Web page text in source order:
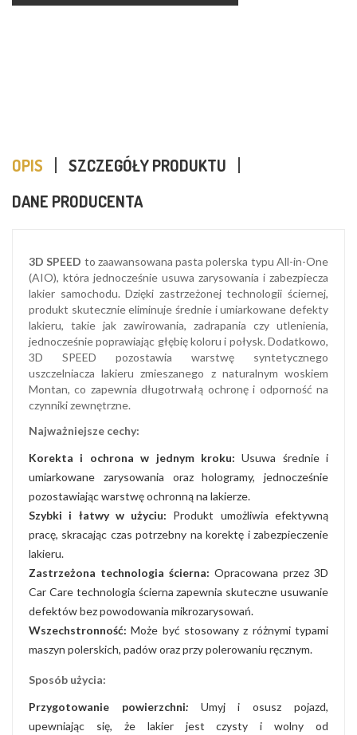
OPIS
SZCZEGÓŁY PRODUKTU
DANE PRODUCENTA
3D SPEED to zaawansowana pasta polerska typu All-in-One
(AIO), która jednocześnie usuwa zarysowania i zabezpiecza
lakier samochodu. Dzięki zastrzeżonej technologii ściernej,
produkt skutecznie eliminuje średnie i umiarkowane defekty
lakieru, takie jak zawirowania, zadrapania czy utlenienia,
jednocześnie poprawiając głębię koloru i połysk. Dodatkowo,
3D SPEED pozostawia warstwę syntetycznego
uszczelniacza lakieru zmieszanego z naturalnym woskiem
Montan, co zapewnia długotrwałą ochronę i odporność na
czynniki zewnętrzne.
Najważniejsze cechy:
Korekta i ochrona w jednym kroku: Usuwa średnie i
umiarkowane zarysowania oraz hologramy, jednocześnie
pozostawiając warstwę ochronną na lakierze. ​
Szybki i łatwy w użyciu: Produkt umożliwia efektywną
pracę, skracając czas potrzebny na korektę i zabezpieczenie
lakieru.
Zastrzeżona technologia ścierna: Opracowana przez 3D
Car Care technologia ścierna zapewnia skuteczne usuwanie
defektów bez powodowania mikrozarysowań. ​
Wszechstronność: Może być stosowany z różnymi typami
maszyn polerskich, padów oraz przy polerowaniu ręcznym. ​
Sposób użycia:
Przygotowanie powierzchni:Umyj i osusz pojazd,
upewniając się, że lakier jest czysty i wolny od